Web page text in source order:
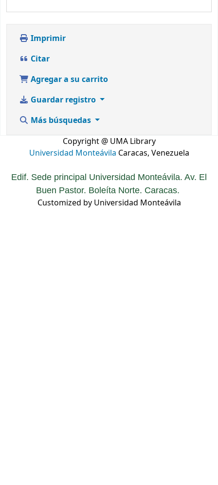
Imprimir
Citar
Agregar a su carrito
Guardar registro
Más búsquedas
Copyright @ UMA Library
Universidad Monteávila Caracas, Venezuela
Edif. Sede principal Universidad Monteávila. Av. El
Buen Pastor. Boleíta Norte. Caracas.
Customized by Universidad Monteávila